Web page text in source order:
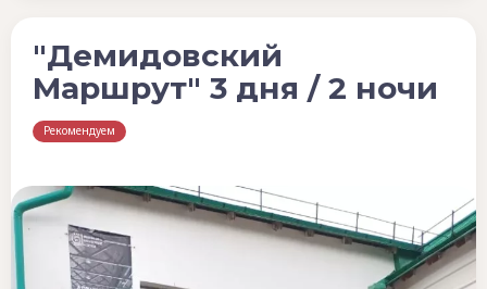
"Демидовский
Маршрут" 3 дня / 2 ночи
Рекомендуем